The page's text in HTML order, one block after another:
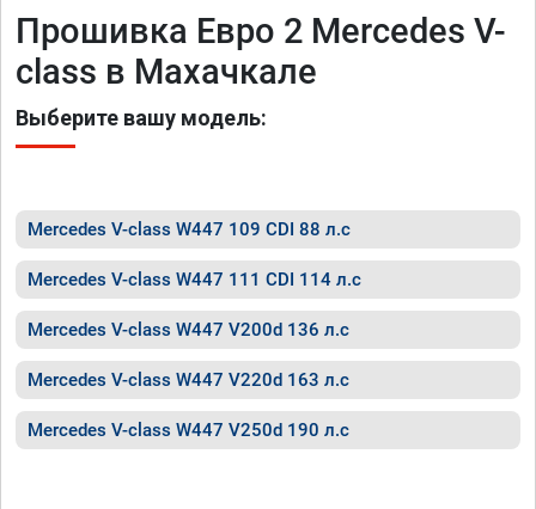
Прошивка Евро 2 Mercedes V-
class в Махачкале
Выберите вашу модель:
Mercedes V-class W447 109 CDI 88 л.с
Mercedes V-class W447 111 CDI 114 л.с
Mercedes V-class W447 V200d 136 л.с
Mercedes V-class W447 V220d 163 л.с
Mercedes V-class W447 V250d 190 л.с